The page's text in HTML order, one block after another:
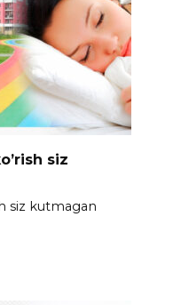
siz
siz kutmagan